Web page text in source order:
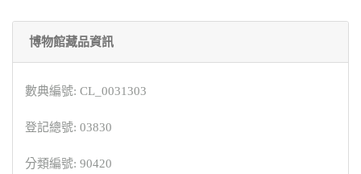
博物館藏品資訊
數典編號: CL_0031303
登記總號: 03830
分類編號: 90420